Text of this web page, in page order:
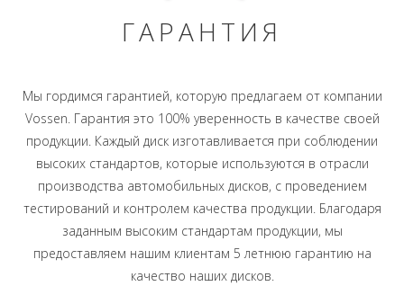
ГАРАНТИЯ
Мы гордимся гарантией, которую предлагаем от компании
Vossen. Гарантия это 100% уверенность в качестве своей
продукции. Каждый диск изготавливается при соблюдении
высоких стандартов, которые используются в отрасли
производства автомобильных дисков, с проведением
тестирований и контролем качества продукции. Благодаря
заданным высоким стандартам продукции, мы
предоставляем нашим клиентам 5 летнюю гарантию на
качество наших дисков.